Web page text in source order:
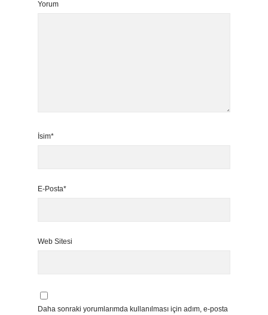
Yorum
İsim*
E-Posta*
Web Sitesi
Daha sonraki yorumlarımda kullanılması için adım, e-posta